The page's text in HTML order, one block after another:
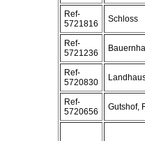
Ref-
5721816
Schloss
Ref-
5721236
Ref-
5720830
Ref-
5720656
Gutshof,